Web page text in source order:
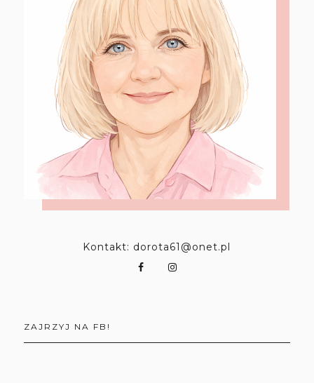
Kontakt: dorota61@onet.pl
ZAJRZYJ NA FB!